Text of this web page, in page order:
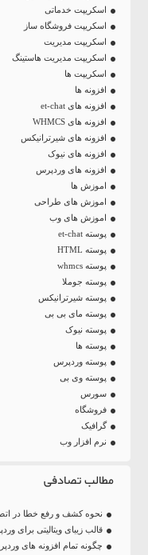
اسکریپت خدماتی
اسکریپت فروشگاه ساز
اسکریپت مدیریت
اسکریپت مدیریت هاستینگ
اسکریپت ها
افزونه ها
افزونه های et-chat
افزونه های WHMCS
افزونه های شیرترانیکس
افزونه های نیوک
افزونه های وردپرس
اموزش ها
اموزش های طراحی
اموزش های وب
پوسته et-chat
پوسته HTML
پوسته whmcs
پوسته جوملا
پوسته شیرترانیکس
پوسته مای بی بی
پوسته نیوک
پوسته ها
پوسته وردپرس
پوسته وی بی
سورس
فروشگاه
گرافیک
نرم افزار وب
مطالب تصادفی
نحوه کشف و رفع خطا در
قالب زیبای ویتالیتی برای
چگونه تمام افزونه های